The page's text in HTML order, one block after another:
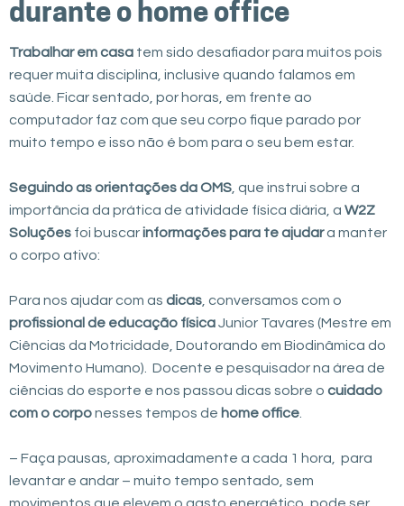
durante o home office
Trabalhar em casa tem sido desafiador para muitos pois
requer muita disciplina, inclusive quando falamos em
saúde. Ficar sentado, por horas, em frente ao
computador faz com que seu corpo fique parado por
muito tempo e isso não é bom para o seu bem estar.
Seguindo as orientações da OMS, que instrui sobre a
importância da prática de atividade física diária, a W2Z
Soluções foi buscarinformações para te ajudara manter
o corpo ativo:
Para nos ajudar com as dicas, conversamos com o
profissional de educação físicaJunior Tavares (Mestre em
Ciências da Motricidade, Doutorando em Biodinâmica do
Movimento Humano). Docente e pesquisador na área de
ciências do esporte e nos passou dicas sobre o cuidado
com o corponesses tempos de home office.
– Faça pausas, aproximadamente a cada 1 hora, para
levantar e andar – muito tempo sentado, sem